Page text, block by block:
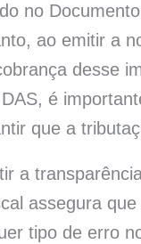
no
ao emitir a
desse
é
que a
a
assegura
tipo de erro